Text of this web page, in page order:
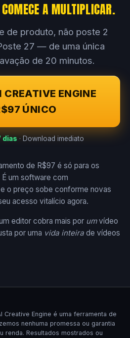
COMECE A MULTIPLICAR.
de produto, não poste 2
27 — de uma única
de 20 minutos.
CREATIVE ENGINE
ÚNICO
dias · Download imediato
de R$97 é só para os
um software com
o preço sobe conforme novas
acesso vitalício agora.
editor cobra mais por umvídeo
por uma vida inteira de vídeos
Creative Engine é uma ferramenta de
nenhuma promessa ou garantia
renda. Resultados mostrados ou